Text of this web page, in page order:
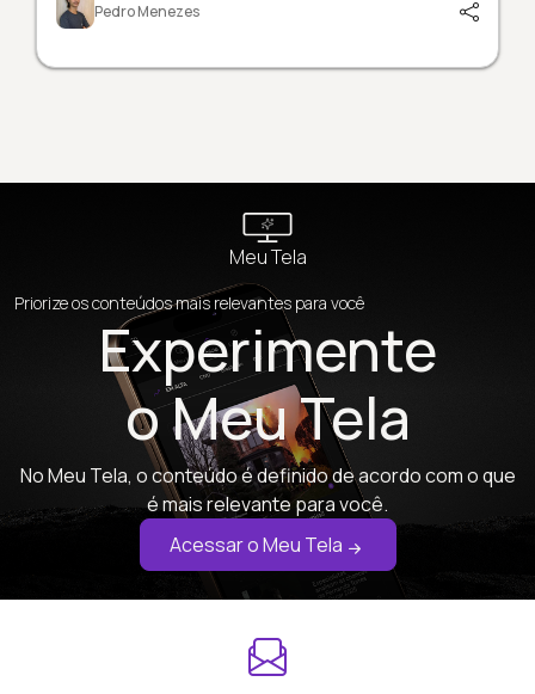
Pedro Menezes
Meu Tela
Priorize os conteúdos mais relevantes para você
Experimente
o Meu Tela
No Meu Tela, o conteúdo é definido de acordo com o que
é mais relevante para você.
Acessar o Meu Tela